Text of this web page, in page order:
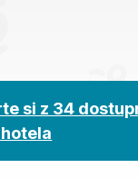
si z 34